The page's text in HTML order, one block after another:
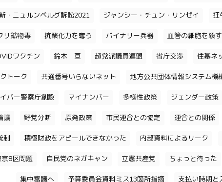
・ニュルンベルグ訴訟2021 ジャンシー・チュン・リンゼイ 狂
リ鉱物毒 抗酸化力を奪う バイナリー兵器 血管の細胞を殺す
ワクチン 鈴木 亘 超党派議員連盟 省庁交渉 住基ネ
トーク 共通番号いらないネット 地方公共団体情報システム機
バー警察庁創設 マイナンバー 多様性政策 ジェンダー政策
議 野党分断 原発政策 市民連合との協定 連合との関係
制 積極財政をアピールできなかった 内部資料によるリーク
京8区問題 自民党のネガキャン 立憲共産党 ちょっと待った
集中審議へ 予算委員会資料ミス13箇所指摘 支払い時期と